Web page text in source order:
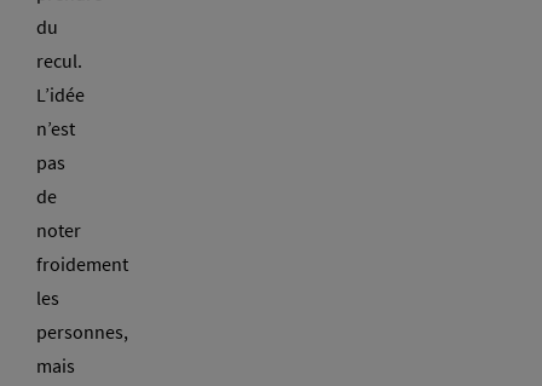
du
recul.
L’idée
n’est
pas
de
noter
froidement
les
personnes,
mais